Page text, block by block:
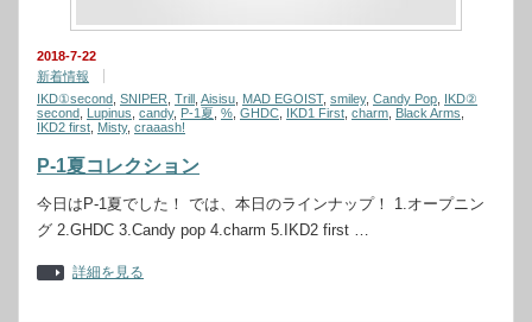
2018-7-22
新着情報
IKD①second SNIPER Trill Aisisu MAD EGOIST, smiley, Candy Pop IKD②
second Lupinus candy, P-1夏 % GHDC IKD1 First charm Black Arms
IKD2 first Misty, craaash!
P-1夏コレクション
今日はP-1夏でした！ では、本日のラインナップ！ 1.オープニン
グ 2.GHDC 3.Candy pop 4.charm 5.IKD2 first …
詳細を見る